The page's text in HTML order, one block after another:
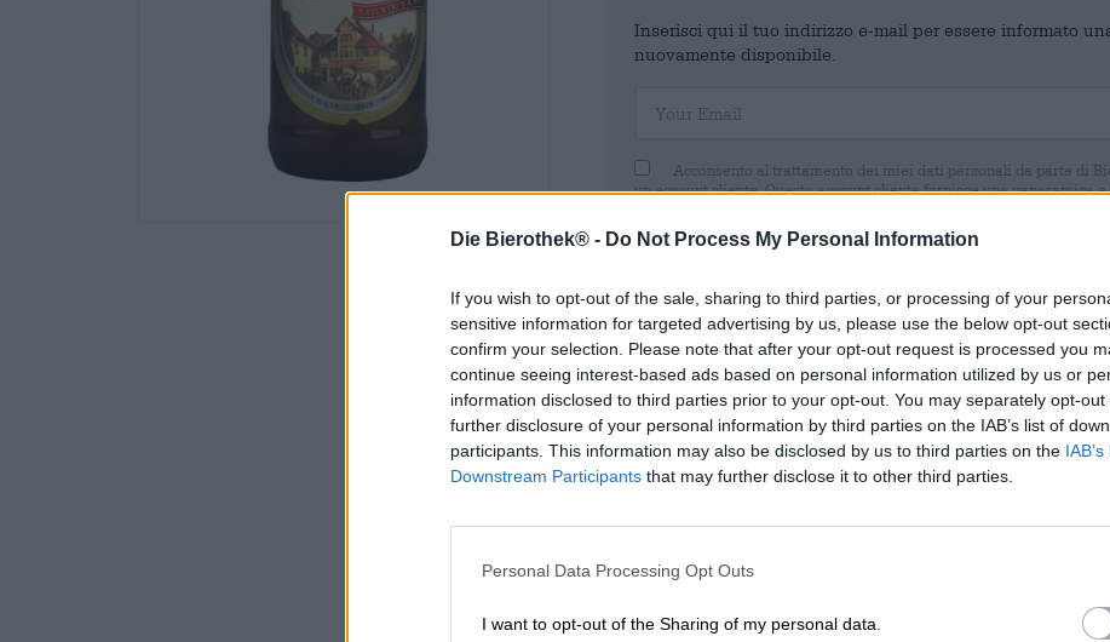
Die Bierothek® - Do Not Process My Personal Information
If you wish to opt-out of the sale, sharing to third parties, or processing of your
sensitive information for targeted advertising by us, please use the below opt-out
confirm your selection. Please note that after your opt-out request is processed you
continue seeing interest-based ads based on personal information utilized by us or
information disclosed to third parties prior to your opt-out. You may separately opt-out
further disclosure of your personal information by third parties on the IAB’s list of
participants. This information may also be disclosed by us to third parties on the
Downstream Participants that may further disclose it to other third parties.
Personal Data Processing Opt Outs
I want to opt-out of the Sharing of my personal data.
Inserisci qui il tuo indirizzo e-mail per essere informato
nuovamente disponibile.
Acconsento al trattamento dei miei dati personali da parte di
un account cliente. Questo account cliente fornisce una panoramica
dati personali. Sono consapevole di poter revocare questo
inviando un'e-mail a shop@bierothek.de. La informiamo che la
trattamento effettuato sulla base del suo consenso fino al momento
* I prezzi sono comprensivi di IVA. PiùNavigazionepiùDepositare
* I prezzi sono comprensivi di accisa
Il produttore di birra Engel offre un’ampia gamma di
celebra le sue radici con birre artigianali, gustose e
mano. Molte birre sono costituite da materie prime